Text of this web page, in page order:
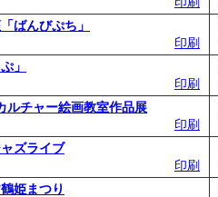
ばんびぷち」
印刷
」
印刷
ルチャー絵画教室作品展
印刷
ズライブ
印刷
姫まつり